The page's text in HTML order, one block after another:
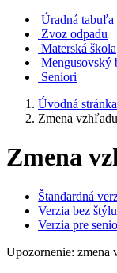
Úradná tabuľa
Zvoz odpadu
Materská škola
Mengusovský
Seniori
Úvodná stránka
Zmena vzhľadu
Zmena
Štandardná
Verzia bez štýlu
Verzia pre
Upozornenie: zmena